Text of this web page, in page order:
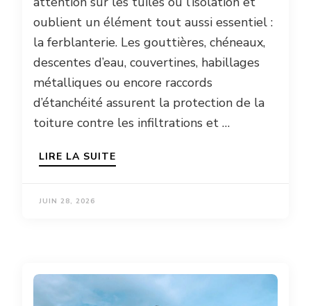
oublient un élément tout aussi essentiel :
la ferblanterie. Les gouttières, chéneaux,
descentes d’eau, couvertines, habillages
métalliques ou encore raccords
d’étanchéité assurent la protection de la
toiture contre les infiltrations et …
LIRE LA SUITE
JUIN 28, 2026